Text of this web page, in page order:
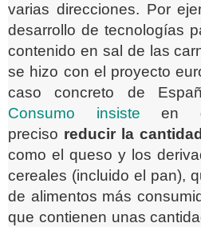
varias direcciones. Por
desarrollo de tecnologías
contenido en sal de las
se hizo con el proyecto
caso concreto de
Consumo insiste en
preciso reducir la
como el queso y los
cereales (incluido el pan),
de alimentos más
que contienen unas